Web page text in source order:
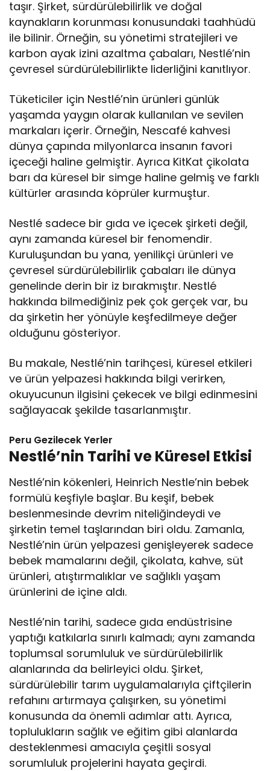
taşır. Şirket, sürdürülebilirlik ve doğal
kaynakların korunması konusundaki taahhüdü
ile bilinir. Örneğin, su yönetimi stratejileri ve
karbon ayak izini azaltma çabaları, Nestlé’nin
çevresel sürdürülebilirlikte liderliğini kanıtlıyor.
Tüketiciler için Nestlé’nin ürünleri günlük
yaşamda yaygın olarak kullanılan ve sevilen
markaları içerir. Örneğin, Nescafé kahvesi
dünya çapında milyonlarca insanın favori
içeceği haline gelmiştir. Ayrıca KitKat çikolata
barı da küresel bir simge haline gelmiş ve farklı
kültürler arasında köprüler kurmuştur.
Nestlé sadece bir gıda ve içecek şirketi değil,
aynı zamanda küresel bir fenomendir.
Kuruluşundan bu yana, yenilikçi ürünleri ve
çevresel sürdürülebilirlik çabaları ile dünya
genelinde derin bir iz bırakmıştır. Nestlé
hakkında bilmediğiniz pek çok gerçek var, bu
da şirketin her yönüyle keşfedilmeye değer
olduğunu gösteriyor.
Bu makale, Nestlé’nin tarihçesi, küresel etkileri
ve ürün yelpazesi hakkında bilgi verirken,
okuyucunun ilgisini çekecek ve bilgi edinmesini
sağlayacak şekilde tasarlanmıştır.
Peru Gezilecek Yerler
Nestlé’nin Tarihi ve Küresel Etkisi
Nestlé’nin kökenleri, Heinrich Nestle’nin bebek
formülü keşfiyle başlar. Bu keşif, bebek
beslenmesinde devrim niteliğindeydi ve
şirketin temel taşlarından biri oldu. Zamanla,
Nestlé’nin ürün yelpazesi genişleyerek sadece
bebek mamalarını değil, çikolata, kahve, süt
ürünleri, atıştırmalıklar ve sağlıklı yaşam
ürünlerini de içine aldı.
Nestlé’nin tarihi, sadece gıda endüstrisine
yaptığı katkılarla sınırlı kalmadı; aynı zamanda
toplumsal sorumluluk ve sürdürülebilirlik
alanlarında da belirleyici oldu. Şirket,
sürdürülebilir tarım uygulamalarıyla çiftçilerin
refahını artırmaya çalışırken, su yönetimi
konusunda da önemli adımlar attı. Ayrıca,
toplulukların sağlık ve eğitim gibi alanlarda
desteklenmesi amacıyla çeşitli sosyal
sorumluluk projelerini hayata geçirdi.